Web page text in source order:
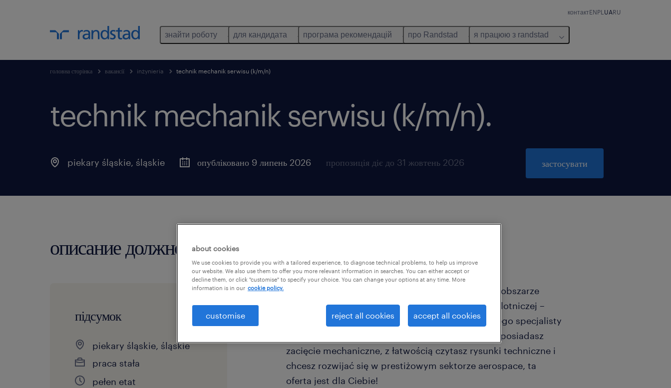
контактENPL UARU
знайти роботу для кандидата програма рекомендацій про Randstad я працюю з randstad
головна сторінка вакансії inżynieria technik mechanik serwisu (k/m/n)
technik mechanik serwisu (k/m/n).
piekary śląskie, śląskie опубліковано 9 липень 2026 пропозиція діє до 31 жовтень 2026 застосувати
описание должности
підсумок
piekary śląskie, śląskie
praca stała
pełen etat
Dla naszego klienta, międzynarodowego lidera w obszarze
wsparcia technicznego i serwisowego dla branży lotniczej –
poszukujemy zmotywowanego i wykwalifikowanego specjalisty
na stanowisko Technika Mechanika Serwisu. Jeśli posiadasz
zacięcie mechaniczne, z łatwością czytasz rysunki techniczne i
chcesz rozwijać się w prestiżowym sektorze aerospace, ta
oferta jest dla Ciebie!
about cookies
We use cookies to provide you with a tailored experience, to diagnose technical problems, to help us improve
our website. We also use them to offer you more relevant information in searches. You can either accept or
decline them, or click "customise" to specify your choice. You can change your options at any time. More
information is in our cookie policy.
customise reject all cookies accept all cookies